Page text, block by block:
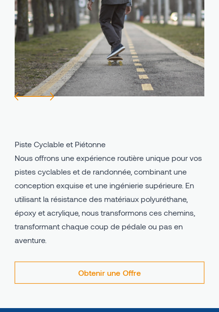
Avind IN - Système d'intérieur en PU
Avind MW - Système Extérieur en PU
Avind CC - Terre Battue
Avind PU Classeur
Piste Cyclable et Piétonne
Cours de Récréation
Zones Industrielles
Domaines Utilisation
Piste Cyclable et Piétonne
Nous offrons une expérience routière unique pour vos
pistes cyclables et de randonnée, combinant une
conception exquise et une ingénierie supérieure. En
utilisant la résistance des matériaux polyuréthane,
époxy et acrylique, nous transformons ces chemins,
transformant chaque coup de pédale ou pas en
aventure.
Obtenir une Offre